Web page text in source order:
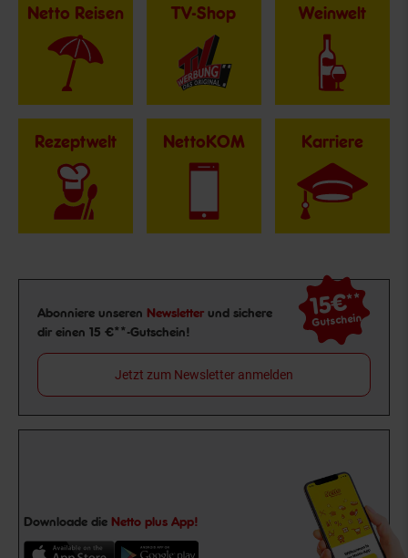
Netto Reisen TV-Shop Weinwelt
Rezeptwelt NettoKOM Karriere
Newsletter Anmeldung
Abonniere unseren Newsletter und sichere
dir einen 15 €**-Gutschein!
15€**
Gutschein
Jetzt zum Newsletter anmelden
Downloade die Netto plus App!